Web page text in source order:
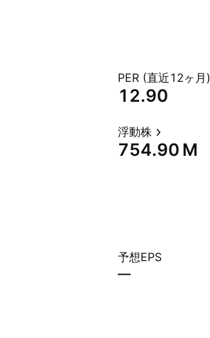
PER (直近12ヶ月)
12.90
浮動株
‪754.90 M‬
予想EPS
—